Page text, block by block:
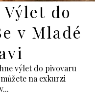
do
v Mladé
výlet do pivovaru
na exkurzi